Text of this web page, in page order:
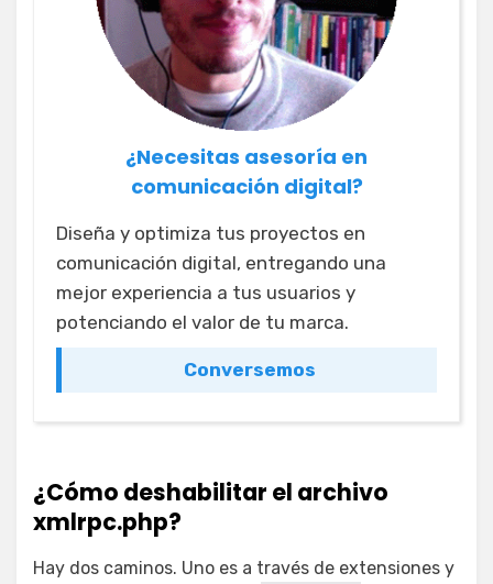
¿Necesitas asesoría en
comunicación digital?
Diseña y optimiza tus proyectos en
comunicación digital, entregando una
mejor experiencia a tus usuarios y
potenciando el valor de tu marca.
Conversemos
¿Cómo deshabilitar el archivo
xmlrpc.php?
Hay dos caminos. Uno es a través de extensiones y